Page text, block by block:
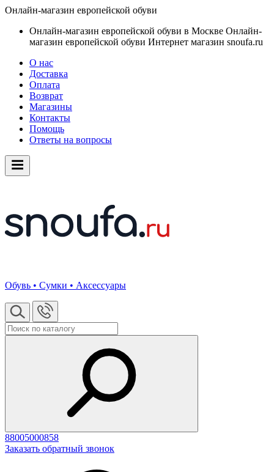
Онлайн-магазин европейской обуви
Онлайн-магазин европейской обуви в Москве Онлайн-
магазин европейской обуви Интернет магазин snoufa.ru
О нас
Доставка
Оплата
Возврат
Магазины
Контакты
Помощь
Ответы на вопросы
Обувь • Сумки • Аксессуары
88005000858
Заказать обратный звонок